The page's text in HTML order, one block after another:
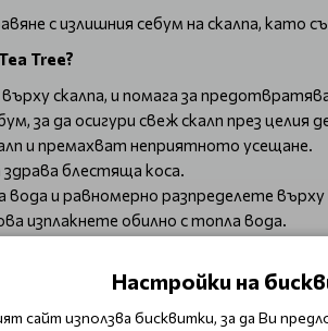
с излишния себум на скалпа, като
Tree?
скалпа, и помага за
за да осигури свеж скалп през целия
и премахват неприятното усещане.
блестяща коса.
и равномерно разпределете
изплакнете обилно с топла вода.
се в почистващата
на продукта, но моля,
си състояние.
Настройки на
сайт използва бисквитки, за да Ви